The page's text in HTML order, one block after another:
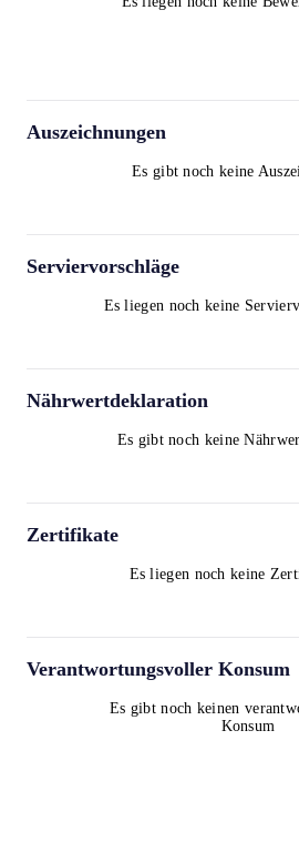
Auszeichnungen
Es gibt noch keine
Serviervorschläge
Es liegen noch keine
Nährwertdeklaration
Es gibt noch keine
Zertifikate
Es liegen noch keine
Verantwortungsvoller Konsum
Es gibt noch keinen
Konsum